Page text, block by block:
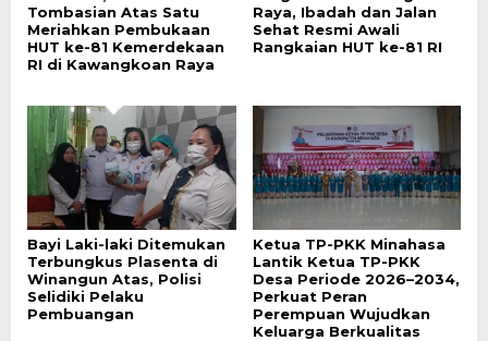
Tombasian Atas Satu
Meriahkan Pembukaan
HUT ke-81 Kemerdekaan
RI di Kawangkoan Raya
Raya, Ibadah dan Jalan
Sehat Resmi Awali
Rangkaian HUT ke-81 RI
Bayi Laki-laki Ditemukan
Terbungkus Plasenta di
Winangun Atas, Polisi
Selidiki Pelaku
Pembuangan
Ketua TP-PKK Minahasa
Lantik Ketua TP-PKK
Desa Periode 2026–2034,
Perkuat Peran
Perempuan Wujudkan
Keluarga Berkualitas